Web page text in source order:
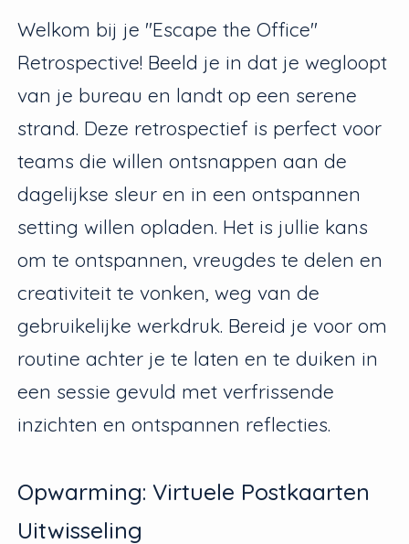
Welkom bij je "Escape the Office"
Retrospective! Beeld je in dat je wegloopt
van je bureau en landt op een serene
strand. Deze retrospectief is perfect voor
teams die willen ontsnappen aan de
dagelijkse sleur en in een ontspannen
setting willen opladen. Het is jullie kans
om te ontspannen, vreugdes te delen en
creativiteit te vonken, weg van de
gebruikelijke werkdruk. Bereid je voor om
routine achter je te laten en te duiken in
een sessie gevuld met verfrissende
inzichten en ontspannen reflecties.
Opwarming: Virtuele Postkaarten
Uitwisseling